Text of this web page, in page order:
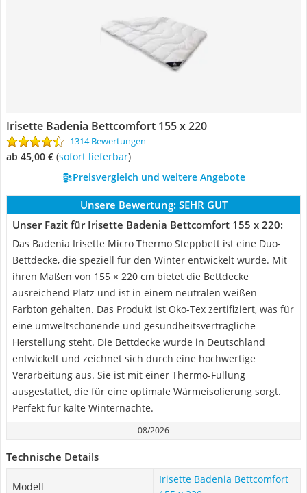
Irisette Badenia Bettcomfort 155 x 220
1314 Bewertungen
ab 45,00 € ( Sofort lieferbar)
Preisvergleich und weitere Angebote
Unsere Bewertung: SEHR GUT
Unser Fazit für Irisette Badenia Bettcomfort 155 x 220:
Das Badenia Irisette Micro Thermo Steppbett ist eine Duo-
Bettdecke, die speziell für den Winter entwickelt wurde. Mit
ihren Maßen von 155 × 220 cm bietet die Bettdecke
ausreichend Platz und ist in einem neutralen weißen
Farbton gehalten. Das Produkt ist Öko-Tex zertifiziert, was für
eine umweltschonende und gesundheitsverträgliche
Herstellung steht. Die Bettdecke wurde in Deutschland
entwickelt und zeichnet sich durch eine hochwertige
Verarbeitung aus. Sie ist mit einer Thermo-Füllung
ausgestattet, die für eine optimale Wärmeisolierung sorgt.
Perfekt für kalte Winternächte.
08/2026
Technische Details
Modell
Irisette Badenia Bettcomfort